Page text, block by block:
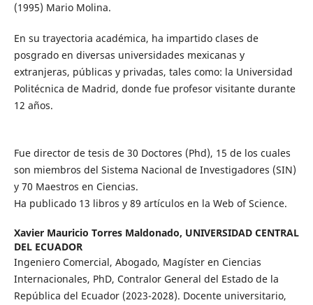
(1995) Mario Molina.
En su trayectoria académica, ha impartido clases de
posgrado en diversas universidades mexicanas y
extranjeras, públicas y privadas, tales como: la Universidad
Politécnica de Madrid, donde fue profesor visitante durante
12 años.
Fue director de tesis de 30 Doctores (Phd), 15 de los cuales
son miembros del Sistema Nacional de Investigadores (SIN)
y 70 Maestros en Ciencias.
Ha publicado 13 libros y 89 artículos en la Web of Science.
Xavier Mauricio Torres Maldonado, UNIVERSIDAD CENTRAL
DEL ECUADOR
Ingeniero Comercial, Abogado, Magíster en Ciencias
Internacionales, PhD, Contralor General del Estado de la
República del Ecuador (2023-2028). Docente universitario,